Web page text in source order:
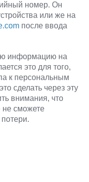
номер. Он
или же на
после ввода
информацию на
это для того,
к персональным
сделать через эту
внимания, что
не сможете